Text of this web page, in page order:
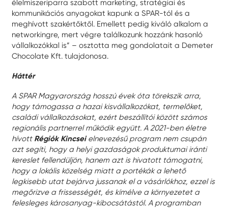
élelmiszeriparra szabott marketing, stratégiai és
kommunikációs anyagokat kapunk a SPAR-tól és a
meghívott szakértőktől. Emellett pedig kiváló alkalom a
networkingre, mert végre találkozunk hozzánk hasonló
vállalkozókkal is” – osztotta meg gondolatait a Demeter
Chocolate Kft. tulajdonosa.
Háttér
A SPAR Magyarország hosszú évek óta törekszik arra,
hogy támogassa a hazai kisvállalkozókat, termelőket,
családi vállalkozásokat, ezért beszállítói között számos
regionális partnerrel működik együtt. A 2021-ben életre
hívott Régiók Kincseielnevezésű program nem csupán
azt segíti, hogy a helyi gazdaságok produktumai iránti
kereslet fellendüljön, hanem azt is hivatott támogatni,
hogy a lokális közelség miatt a portékák a lehető
legkisebb utat bejárva jussanak el a vásárlókhoz, ezzel is
megőrizve a frissességét, és kímélve a környezetet a
felesleges károsanyag-kibocsátástól. A programban